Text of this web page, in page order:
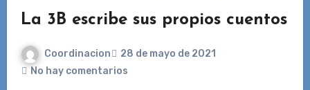
La 3B escribe sus propios cuentos
Coordinacion
28 de mayo de 2021
No hay comentarios